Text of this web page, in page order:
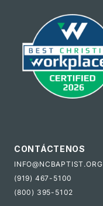
CONTÁCTENOS
INFO@NCBAPTIST.ORG
(919) 467-5100
(800) 395-5102